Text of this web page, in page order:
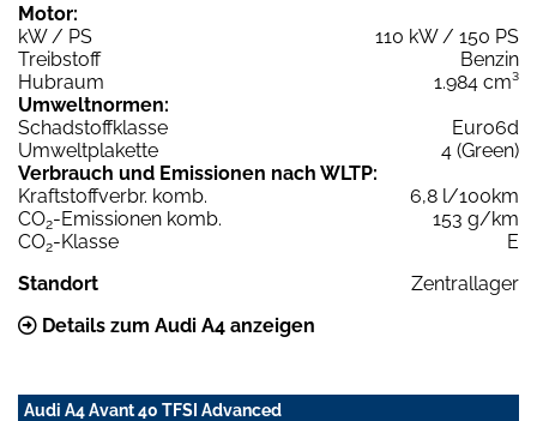
Motor:
kW / PS
110 kW / 150 PS
Treibstoff
Benzin
Hubraum
1.984 cm³
Umweltnormen:
Schadstoffklasse
Euro6d
Umweltplakette
4 (Green)
Verbrauch und Emissionen nach WLTP:
Kraftstoffverbr. komb.
6,8 l/100km
CO2-Emissionen komb.
153 g/km
CO2-Klasse
E
Standort
Zentrallager
Details zum Audi A4 anzeigen
Audi A4 Avant 40 TFSI Advanced